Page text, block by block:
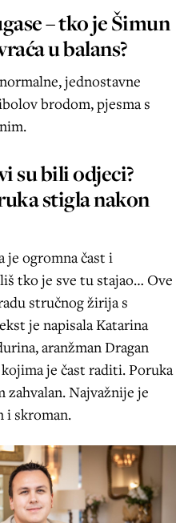
– tko je Šimun
u balans?
jednostavne
brodom, pjesma s
su bili odjeci?
stigla nakon
je ogromna čast i
tko je sve tu stajao… Ove
stručnog žirija s
je napisala Katarina
aranžman Dragan
je čast raditi. Poruka
zahvalan. Najvažnije je
i skroman.